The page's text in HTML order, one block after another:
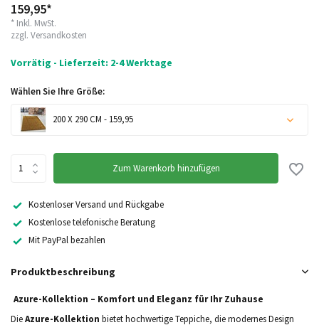
159,95*
* Inkl. MwSt.
zzgl. Versandkosten
Vorrätig - Lieferzeit: 2-4 Werktage
Wählen Sie Ihre Größe:
200 X 290 CM - 159,95
Zum Warenkorb hinzufügen
Kostenloser Versand und Rückgabe
Kostenlose telefonische Beratung
Mit PayPal bezahlen
Produktbeschreibung
Azure-Kollektion – Komfort und Eleganz für Ihr Zuhause
DieAzure-Kollektion bietet hochwertige Teppiche, die modernes Design